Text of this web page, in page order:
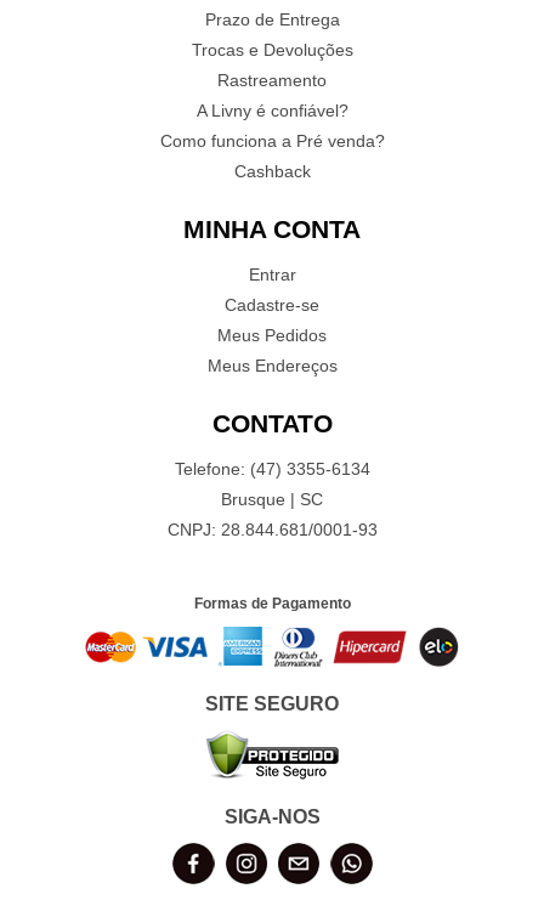
Prazo de Entrega
Trocas e Devoluções
Rastreamento
A Livny é confiável?
Como funciona a Pré venda?
Cashback
MINHA CONTA
Entrar
Cadastre-se
Meus Pedidos
Meus Endereços
CONTATO
Telefone: (47) 3355-6134
Brusque | SC
CNPJ: 28.844.681/0001-93
Formas de Pagamento
SITE SEGURO
SIGA-NOS